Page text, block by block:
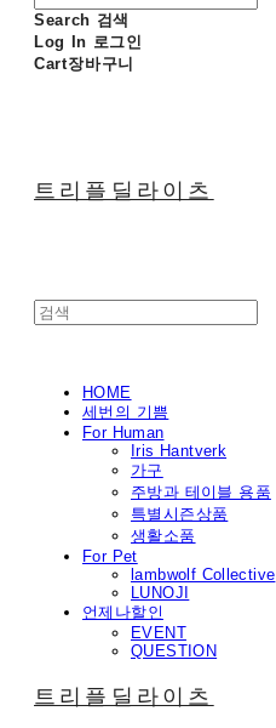
Search 검색
Log In 로그인
Cart장바구니
트리플딜라이츠
HOME
세번의 기쁨
For Human
Iris Hantverk
가구
주방과 테이블 용품
특별시즌상품
생활소품
For Pet
lambwolf Collective
LUNOJI
언제나할인
EVENT
QUESTION
트리플딜라이츠